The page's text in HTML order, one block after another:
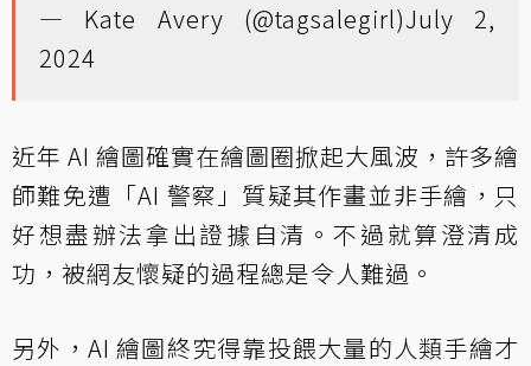
— Kate Avery (@tagsalegirl)July 2,
2024
近年 AI 繪圖確實在繪圖圈掀起大風波，許多繪
師難免遭「AI 警察」質疑其作畫並非手繪，只
好想盡辦法拿出證據自清。不過就算澄清成
功，被網友懷疑的過程總是令人難過。
另外，AI 繪圖終究得靠投餵大量的人類手繪才